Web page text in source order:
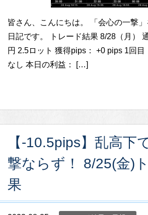
皆さん、こんにちは。 「会心の一撃
日記です。 トレード結果 8/28（月）
円 2.5ロット 獲得pips： +0 pips 1回
なし 本日の利益： […]
【-10.5pips】乱高下
撃ならず！ 8/25(金)
果